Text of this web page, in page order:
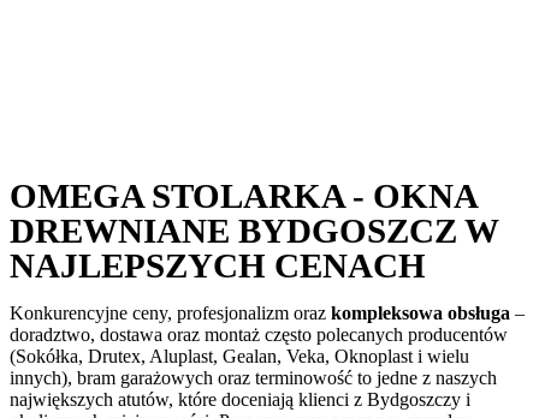
OMEGA STOLARKA - OKNA
DREWNIANE BYDGOSZCZ W
NAJLEPSZYCH CENACH
Konkurencyjne ceny, profesjonalizm oraz kompleksowa obsługa –
doradztwo, dostawa oraz montaż często polecanych producentów
(Sokółka, Drutex, Aluplast, Gealan, Veka, Oknoplast i wielu
innych), bram garażowych oraz terminowość to jedne z naszych
największych atutów, które doceniają klienci z Bydgoszczy i